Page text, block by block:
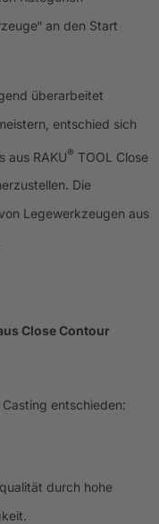
an den Start
überarbeitet
entschied sich
aus RAKU® TOOL Close
Die
Legewerkzeugen aus
Close Contour
entschieden:
durch hohe